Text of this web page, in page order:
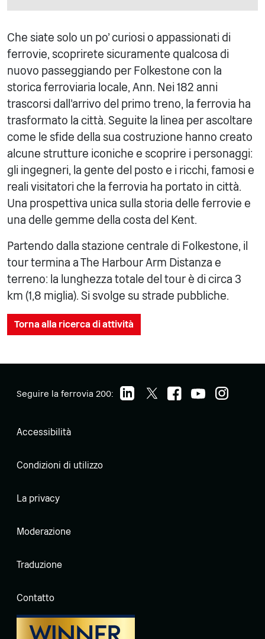
Che siate solo un po' curiosi o appassionati di
ferrovie, scoprirete sicuramente qualcosa di
nuovo passeggiando per Folkestone con la
storica ferroviaria locale, Ann. Nei 182 anni
trascorsi dall'arrivo del primo treno, la ferrovia ha
trasformato la città. Seguite la linea per ascoltare
come le sfide della sua costruzione hanno creato
alcune strutture iconiche e scoprire i personaggi:
gli ingegneri, la gente del posto e i ricchi, famosi e
reali visitatori che la ferrovia ha portato in città.
Una prospettiva unica sulla storia delle ferrovie e
una delle gemme della costa del Kent.
Partendo dalla stazione centrale di Folkestone, il
tour termina a The Harbour Arm Distanza e
terreno: la lunghezza totale del tour è di circa 3
km (1,8 miglia). Si svolge su strade pubbliche.
Torna alla ricerca di attività
Seguire la ferrovia 200:
Accessibilità
Condizioni di utilizzo
La privacy
Moderazione
Traduzione
Contatto